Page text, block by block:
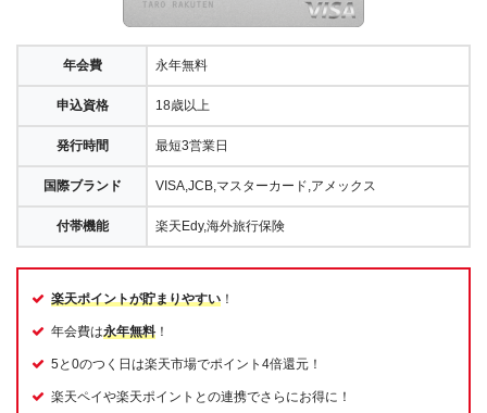
年会費 永年無料
申込資格 18歳以上
発行時間 最短3営業日
国際ブランド VISA,JCB,マスターカード,アメックス
付帯機能 楽天Edy,海外旅行保険
楽天ポイントが貯まりやすい ！
年会費は永年無料 ！
5と0のつく日は楽天市場でポイント4倍還元！
楽天ペイや楽天ポイントとの連携でさらにお得に！